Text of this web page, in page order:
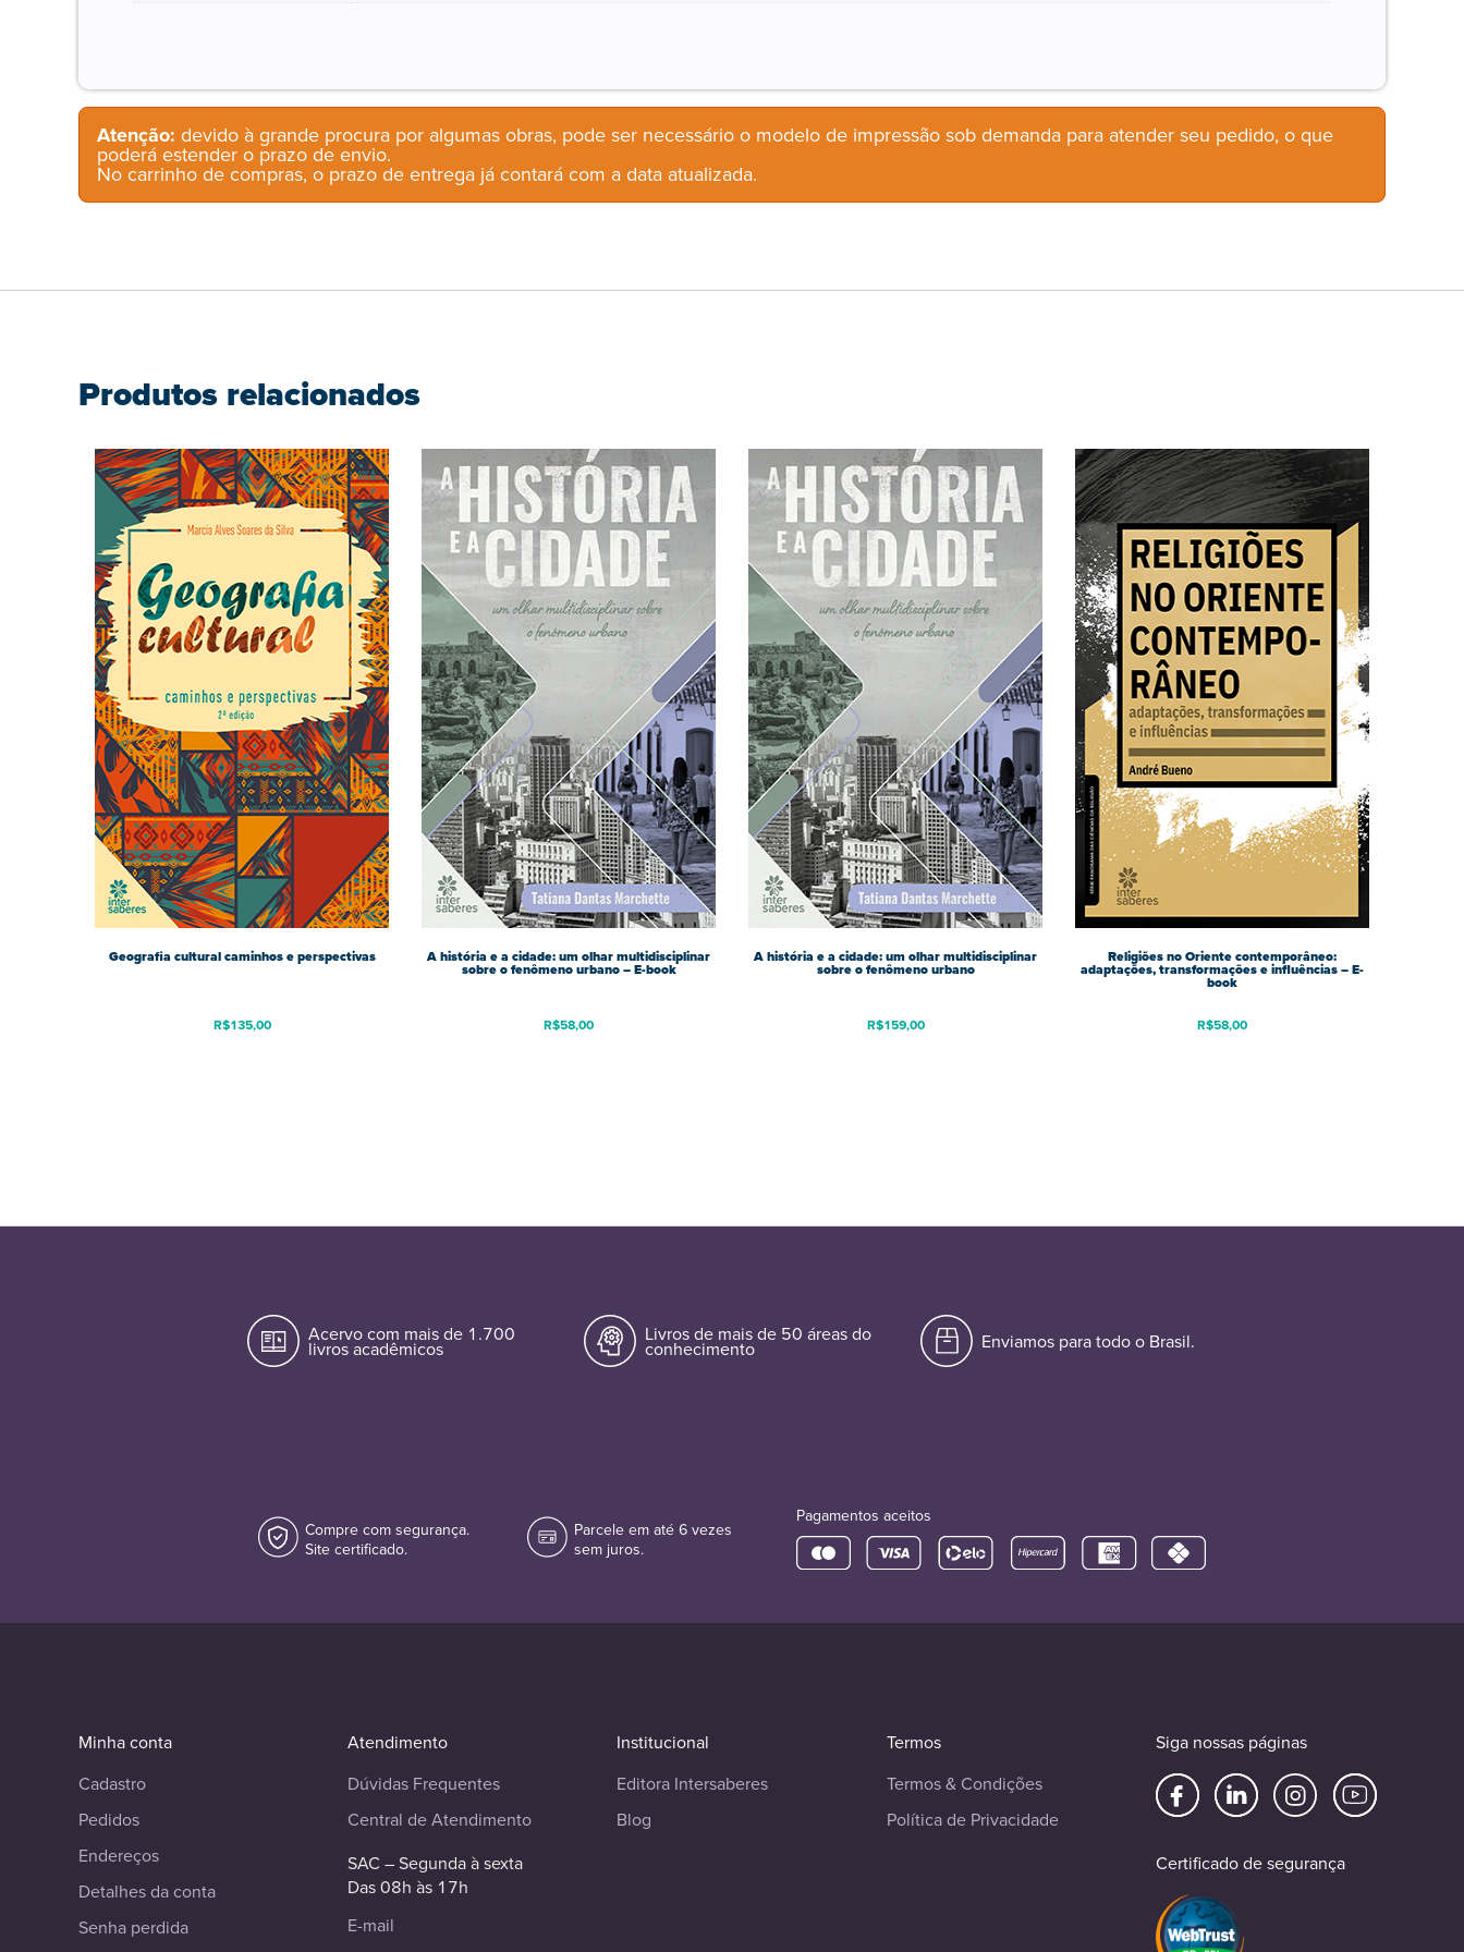
Atenção: devido à grande procura por algumas obras, pode ser necessário o modelo de impressão sob demanda para atender seu pedido, o que
poderá estender o prazo de envio.
No carrinho de compras, o prazo de entrega já contará com a data atualizada.
Produtos relacionados
Geografia cultural caminhos e perspectivas
R$135,00
A história e a cidade: um olhar multidisciplinar
sobre o fenômeno urbano – E-book
R$58,00
A história e a cidade: um olhar multidisciplinar
sobre o fenômeno urbano
R$159,00
Religiões no Oriente contemporâneo:
adaptações, transformações e influências – E-
book
R$58,00
Acervo com mais de 1.700
livros acadêmicos
Livros de mais de 50 áreas do
conhecimento Enviamos para todo o Brasil.
Compre com segurança.
Site certificado.
Parcele em até 6 vezes
sem juros.
Pagamentos aceitos
Minha conta
Cadastro
Pedidos
Endereços
Detalhes da conta
Senha perdida
Atendimento
Dúvidas Frequentes
Central de Atendimento
SAC – Segunda à sexta
Das 08h às 17h
E-mail
Institucional
Editora Intersaberes
Blog
Termos
Termos & Condições
Política de Privacidade
Siga nossas páginas
Certificado de segurança